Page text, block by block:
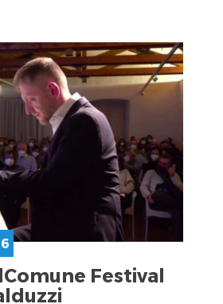
Festival